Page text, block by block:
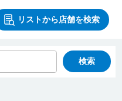
リストから店舗を検索
検索